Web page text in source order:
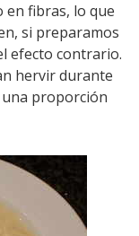
en fibras, lo que
si preparamos
efecto contrario.
hervir durante
proporción